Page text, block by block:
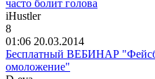
часто болит голова
iHustler
8
01:06 20.03.2014
Бесплатный ВЕБИНАР
омоложение"